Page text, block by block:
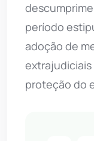
período
adoção de
extrajudiciais
proteção do